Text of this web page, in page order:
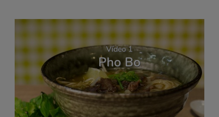
Vídeo 1
Pho Bo